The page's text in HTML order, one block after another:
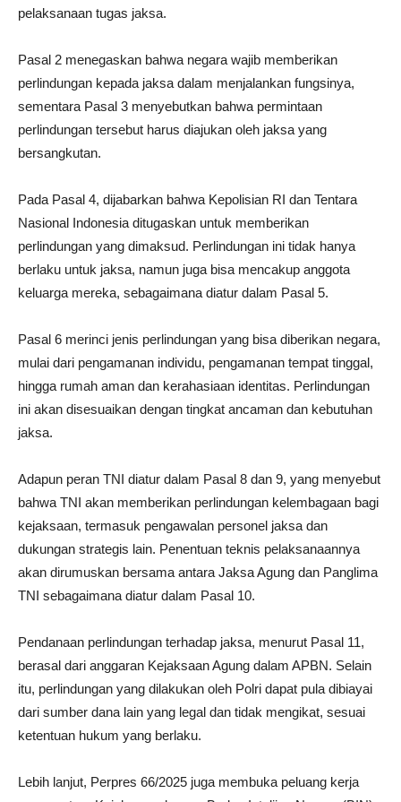
pelaksanaan tugas jaksa.
Pasal 2 menegaskan bahwa negara wajib memberikan
perlindungan kepada jaksa dalam menjalankan fungsinya,
sementara Pasal 3 menyebutkan bahwa permintaan
perlindungan tersebut harus diajukan oleh jaksa yang
bersangkutan.
Pada Pasal 4, dijabarkan bahwa Kepolisian RI dan Tentara
Nasional Indonesia ditugaskan untuk memberikan
perlindungan yang dimaksud. Perlindungan ini tidak hanya
berlaku untuk jaksa, namun juga bisa mencakup anggota
keluarga mereka, sebagaimana diatur dalam Pasal 5.
Pasal 6 merinci jenis perlindungan yang bisa diberikan negara,
mulai dari pengamanan individu, pengamanan tempat tinggal,
hingga rumah aman dan kerahasiaan identitas. Perlindungan
ini akan disesuaikan dengan tingkat ancaman dan kebutuhan
jaksa.
Adapun peran TNI diatur dalam Pasal 8 dan 9, yang menyebut
bahwa TNI akan memberikan perlindungan kelembagaan bagi
kejaksaan, termasuk pengawalan personel jaksa dan
dukungan strategis lain. Penentuan teknis pelaksanaannya
akan dirumuskan bersama antara Jaksa Agung dan Panglima
TNI sebagaimana diatur dalam Pasal 10.
Pendanaan perlindungan terhadap jaksa, menurut Pasal 11,
berasal dari anggaran Kejaksaan Agung dalam APBN. Selain
itu, perlindungan yang dilakukan oleh Polri dapat pula dibiayai
dari sumber dana lain yang legal dan tidak mengikat, sesuai
ketentuan hukum yang berlaku.
Lebih lanjut, Perpres 66/2025 juga membuka peluang kerja